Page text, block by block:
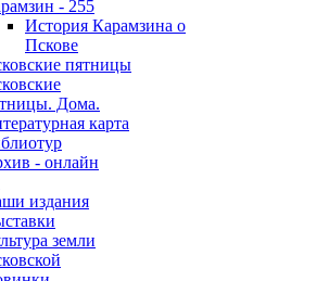
- 255
История Карамзина о
Пскове
пятницы
Дома.
карта
- онлайн
издания
земли